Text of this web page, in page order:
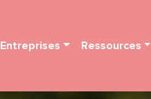
Entreprises Ressources